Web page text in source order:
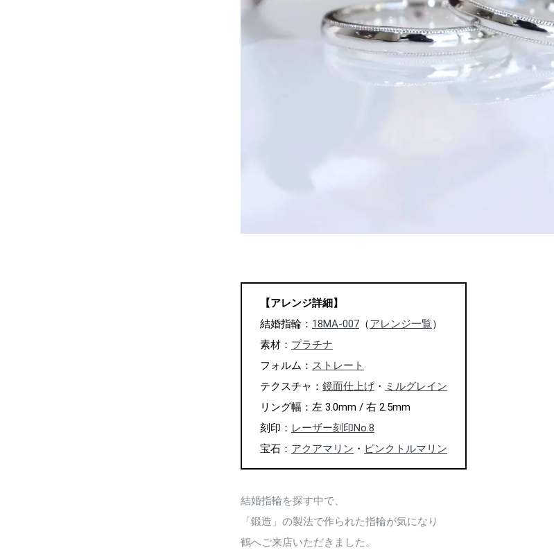
【アレンジ詳細】
結婚指輪： 18MA-007 （アレンジ一覧）
素材： プラチナ
フォルム： ストレート
テクスチャ： 鏡面仕上げ ・ ミルグレイン
リング幅：左 3.0mm / 右 2.5mm
刻印： レーザー刻印No.8
宝石： アクアマリン ・ ピンクトルマリン
結婚指輪を探す中で、
「鍛造」の製法で作られた指輪が気になり
鶴へご来店いただきました。